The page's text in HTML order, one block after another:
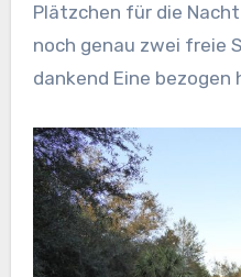
Plätzchen für die
noch genau zwei freie
dankend Eine bezogen